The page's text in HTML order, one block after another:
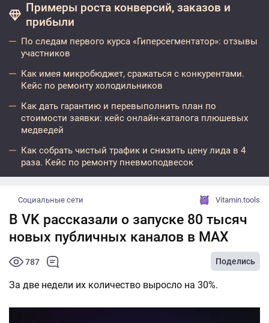
Примеры роста конверсий, заказов и
прибыли
По следам первого курса «Гиперсегментатор»: отзывы
участников
Как имея микробюджет, сражаться с конкурентами.
Кейс по ремонту холодильников
Как дать гарантию и перевыполнить план по
стоимости заявки: кейс онлайн-каталога плюшевых
медведей
Как собрать чистый трафик и снизить цену лида в 4
раза. Кейс по ремонту пневмоподвесок
Социальные сети Vitamin.tools
В VK рассказали о запуске 80 тысяч
новых публичных каналов в MAX
787 Поделись
За две недели их количество выросло на 30%.